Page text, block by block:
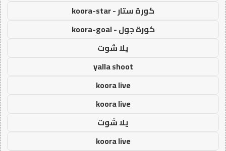
كورة ستار - koora-star
كورة جول - koora-goal
يلا شوت
yalla shoot
koora live
koora live
يلا شوت
koora live